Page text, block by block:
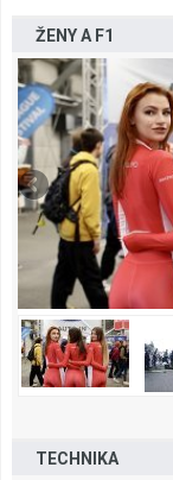
ŽENY A F1
TECHNIKA